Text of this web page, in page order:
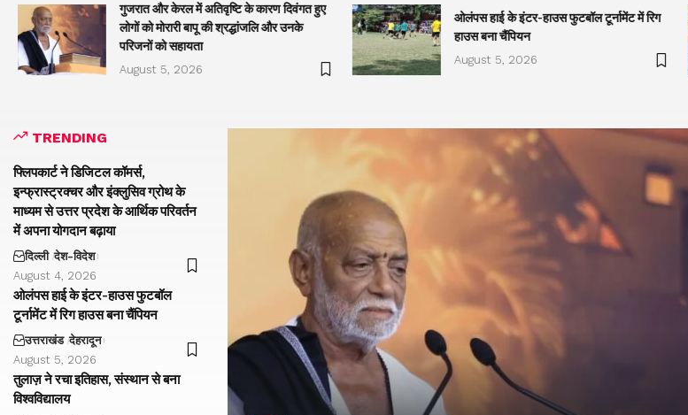
गुजरात और केरल में अतिवृष्टि के कारण दिवंगत हुए
लोगों को मोरारी बापू की श्रद्धांजलि और उनके
परिजनों को सहायता
August 5, 2026
ओलंपस हाई के इंटर-हाउस फुटबॉल टूर्नामेंट में रिग
हाउस बना चैंपियन
August 5, 2026
TRENDING
फ्लिपकार्ट ने डिजिटल कॉमर्स,
इन्फ्रास्ट्रक्चर और इंक्लुसिव ग्रोथ के
माध्यम से उत्तर प्रदेश के आर्थिक परिवर्तन
में अपना योगदान बढ़ाया
दिल्ली देश-विदेश
August 4, 2026
ओलंपस हाई के इंटर-हाउस फुटबॉल
टूर्नामेंट में रिग हाउस बना चैंपियन
उत्तराखंड देहरादून
August 5, 2026
तुलाज़ ने रचा इतिहास, संस्थान से बना
विश्वविद्यालय